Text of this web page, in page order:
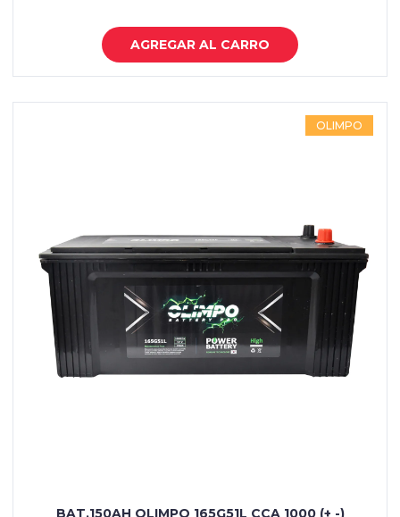
AGREGAR AL CARRO
OLIMPO
BAT.150AH OLIMPO 165G51L CCA 1000 (+ -)